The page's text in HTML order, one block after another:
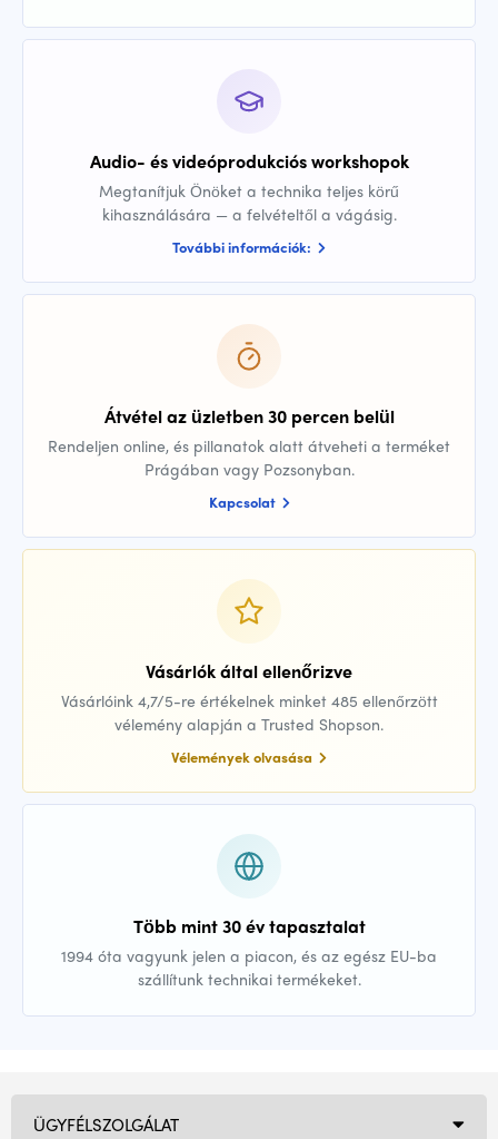
Audio- és videóprodukciós workshopok
Megtanítjuk Önöket a technika teljes körű
kihasználására — a felvételtől a vágásig.
További információk:
Átvétel az üzletben 30 percen belül
Rendeljen online, és pillanatok alatt átveheti a terméket
Prágában vagy Pozsonyban.
Kapcsolat
Vásárlók által ellenőrizve
Vásárlóink 4,7/5-re értékelnek minket 485 ellenőrzött
vélemény alapján a Trusted Shopson.
Vélemények olvasása
Több mint 30 év tapasztalat
1994 óta vagyunk jelen a piacon, és az egész EU-ba
szállítunk technikai termékeket.
ÜGYFÉLSZOLGÁLAT